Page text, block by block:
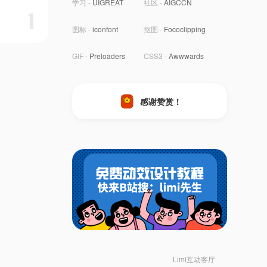
学习 - UIGREAT 社区 -AIGCCN
图标 -iconfont 抠图 - Fococlipping
GIF - Preloaders CSS3 -Awwwards
感谢赞赏！
Limi互动客厅